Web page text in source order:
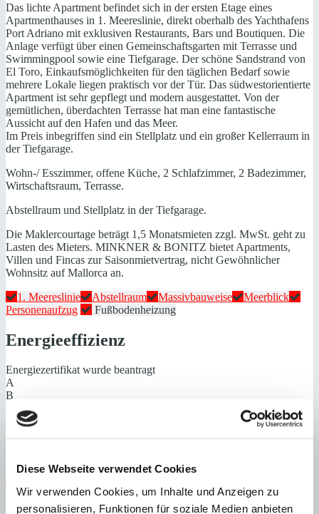
Diese Webseite verwendet Cookies
Wir verwenden Cookies, um Inhalte und Anzeigen zu
personalisieren, Funktionen für soziale Medien anbieten
Das lichte Apartment befindet sich in der ersten Etage eines
Apartmenthauses in 1. Meereslinie, direkt oberhalb des Yachthafens
Port Adriano mit exklusiven Restaurants, Bars und Boutiquen. Die
Anlage verfügt über einen Gemeinschaftsgarten mit Terrasse und
Swimmingpool sowie eine Tiefgarage. Der schöne Sandstrand von
El Toro, Einkaufsmöglichkeiten für den täglichen Bedarf sowie
mehrere Lokale liegen praktisch vor der Tür. Das südwestorientierte
Apartment ist sehr gepflegt und modern ausgestattet. Von der
gemütlichen, überdachten Terrasse hat man eine fantastische
Aussicht auf den Hafen und das Meer.
Im Preis inbegriffen sind ein Stellplatz und ein großer Kellerraum in
der Tiefgarage.
Wohn-/ Esszimmer, offene Küche, 2 Schlafzimmer, 2 Badezimmer,
Wirtschaftsraum, Terrasse.
Abstellraum und Stellplatz in der Tiefgarage.
Die Maklercourtage beträgt 1,5 Monatsmieten zzgl. MwSt. geht zu
Lasten des Mieters. MINKNER & BONITZ bietet Apartments,
Villen und Fincas zur Saisonmietvertrag, nicht Gewöhnlicher
Wohnsitz auf Mallorca an.
1. Meereslinie
Abstellraum Massivbauweise
Meerblick
Personenaufzug
Fußbodenheizung
Energieeffizienz
Energiezertifikat wurde beantragt
A
B